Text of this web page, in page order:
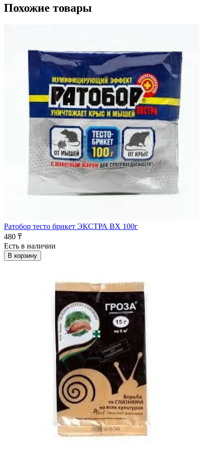
Похожие товары
Ратобор тесто брикет ЭКСТРА ВХ 100г
480 ₸
Есть в наличии
В корзину